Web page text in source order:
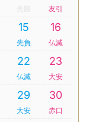
友引
15
先負
16
仏滅
22
仏滅
23
大安
29
大安
30
赤口